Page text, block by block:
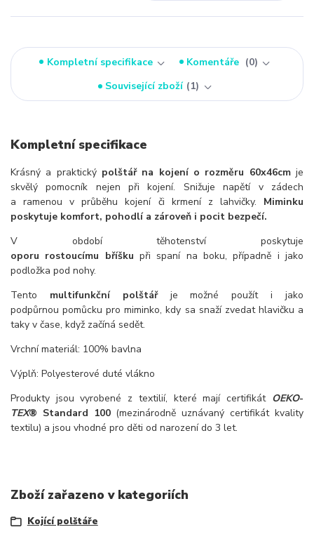
Kompletní specifikace Komentáře
0
Související zboží
1
Kompletní specifikace
Krásný a praktický polštář na kojení o rozměru 60x46cmje
skvělý pomocník nejen při kojení. Snižuje napětí v zádech
a ramenou v průběhu kojení či krmení z lahvičky. Miminku
poskytuje komfort, pohodlí a zároveň i pocit bezpečí.
V období těhotenství poskytuje
oporu rostoucímu bříšku při spaní na boku, případně i jako
podložka pod nohy.
Tento multifunkční polštářje možné použít i jako
podpůrnou pomůcku pro miminko, kdy sa snaží zvedat hlavičku a
taky v čase, když začíná sedět.
Vrchní materiál: 100% bavlna
Výplň: Polyesterové duté vlákno
Produkty jsou vyrobené z textilií, které mají certifikát OEKO-
TEX® Standard 100(mezinárodně uznávaný certifikát kvality
textilu) a jsou vhodné pro děti od narození do 3 let.
Zboží zařazeno v kategoriích
Kojící polštáře